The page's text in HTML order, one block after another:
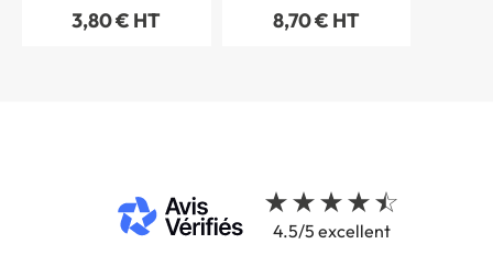
3,80 € HT 8,70 € HT
4.5/5 excellent